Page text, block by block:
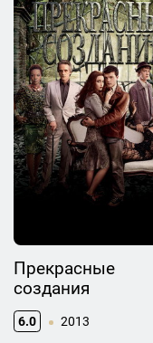
Прекрасные
создания
6.0 2013